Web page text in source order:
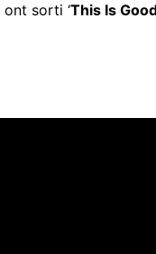
ont sorti ‘This Is